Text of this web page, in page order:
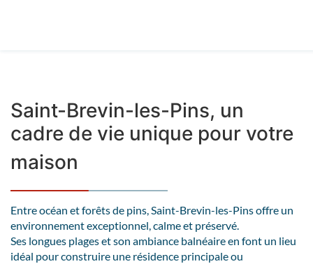
Saint-Brevin-les-Pins, un
cadre de vie unique pour votre
maison
Entre océan et forêts de pins, Saint-Brevin-les-Pins offre un
environnement exceptionnel, calme et préservé.
Ses longues plages et son ambiance balnéaire en font un lieu
idéal pour construire une résidence principale ou